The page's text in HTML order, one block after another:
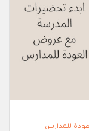
للمدارس